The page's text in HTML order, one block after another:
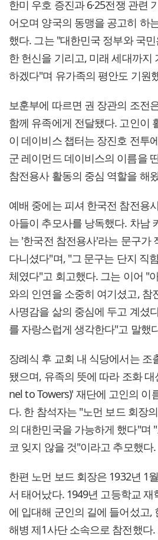
한미 우호 증진과 6·25전쟁 관련
어오며 양국의 동맹을 공고히 하
했다. 그는 "대한민국 정부와 국
한 헌신을 기리고, 미래 세대까지
하겠다"며 유가족의 평안도 기원
보훈부에 따르면 권 장관의 조전
함께 유족에게 전달됐다. 고인이
이 데이비스 챕터는 장진호 전투
군 레이먼드 데이비스의 이름을
참전용사 활동의 중심 역할을 해
예배 중에는 피셔 한국전 참전용
아들이 추모사를 낭독했다. 차남
는 '한국전 참전용사'라는 문구가
다니셨다"며, "그 문구는 단지 직
체였다"고 회고했다. 그는 이어 "
와의 인연을 소중히 여기셨고, 참
사명감을 삶의 중심에 두고 계셨
를 자랑스럽게 생각한다"고 말했
장례식 후 교회 내 식당에서는 조
됐으며, 유족의 뜻에 따라 조화
nel to Towers)' 재단에 고인의 이
다. 한 참석자는 "노먼 보드 회장
의 대한민국을 가능하게 했다"며
코 잊지 않을 것"이라고 추모했다.
한편 노먼 보드 회장은 1932년 1
서 태어났다. 1949년 고등학교
에 입대해 군인의 길에 들어섰고,
해병 제1사단 소속으로 참전했다